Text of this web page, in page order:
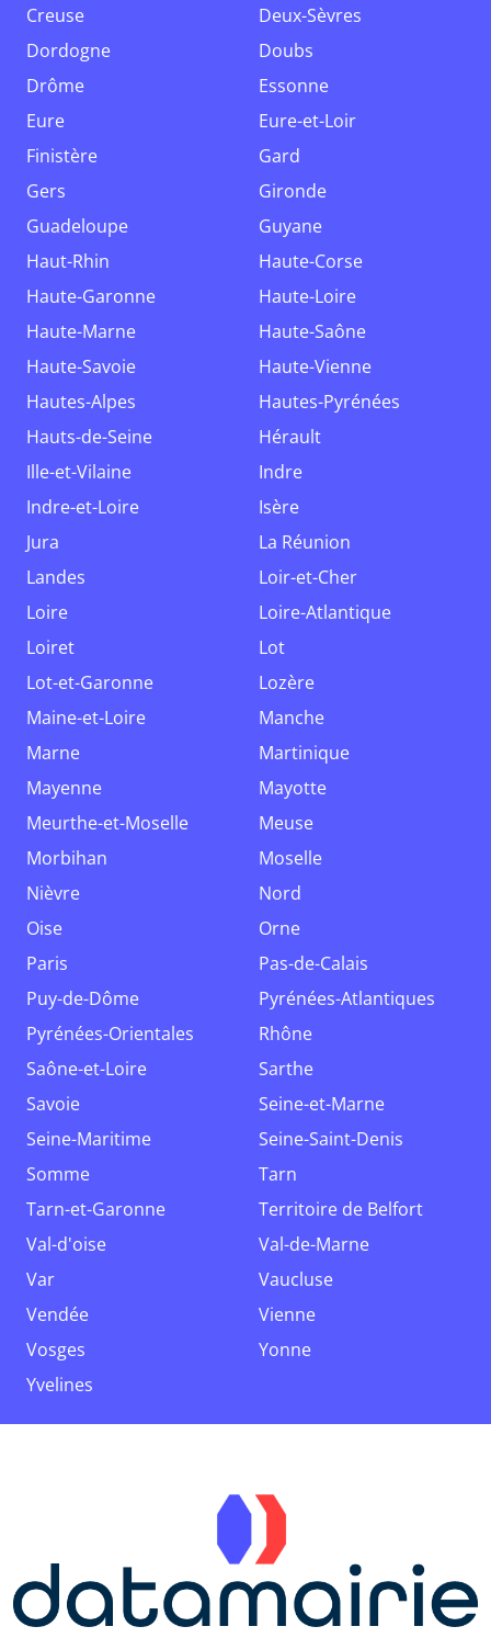
Creuse
Deux-Sèvres
Dordogne
Doubs
Drôme
Essonne
Eure
Eure-et-Loir
Finistère
Gard
Gers
Gironde
Guadeloupe
Guyane
Haut-Rhin
Haute-Corse
Haute-Garonne
Haute-Loire
Haute-Marne
Haute-Saône
Haute-Savoie
Haute-Vienne
Hautes-Alpes
Hautes-Pyrénées
Hauts-de-Seine
Hérault
Ille-et-Vilaine
Indre
Indre-et-Loire
Isère
Jura
La Réunion
Landes
Loir-et-Cher
Loire
Loire-Atlantique
Loiret
Lot
Lot-et-Garonne
Lozère
Maine-et-Loire
Manche
Marne
Martinique
Mayenne
Mayotte
Meurthe-et-Moselle
Meuse
Morbihan
Moselle
Nièvre
Nord
Oise
Orne
Paris
Pas-de-Calais
Puy-de-Dôme
Pyrénées-Atlantiques
Pyrénées-Orientales
Rhône
Saône-et-Loire
Sarthe
Savoie
Seine-et-Marne
Seine-Maritime
Seine-Saint-Denis
Somme
Tarn
Tarn-et-Garonne
Territoire de Belfort
Val-d'oise
Val-de-Marne
Var
Vaucluse
Vendée
Vienne
Vosges
Yonne
Yvelines